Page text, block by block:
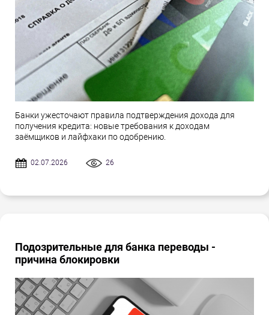
Банки ужесточают правила подтверждения дохода для
получения кредита: новые требования к доходам
заёмщиков и лайфхаки по одобрению.
02.07.2026 26
Подозрительные для банка переводы -
причина блокировки